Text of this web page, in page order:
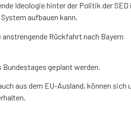
Ideologie hinter der Politik der SED
aufbauen kann.
Rückfahrt nach Bayern
geplant werden.
aus dem EU-Ausland, können sich